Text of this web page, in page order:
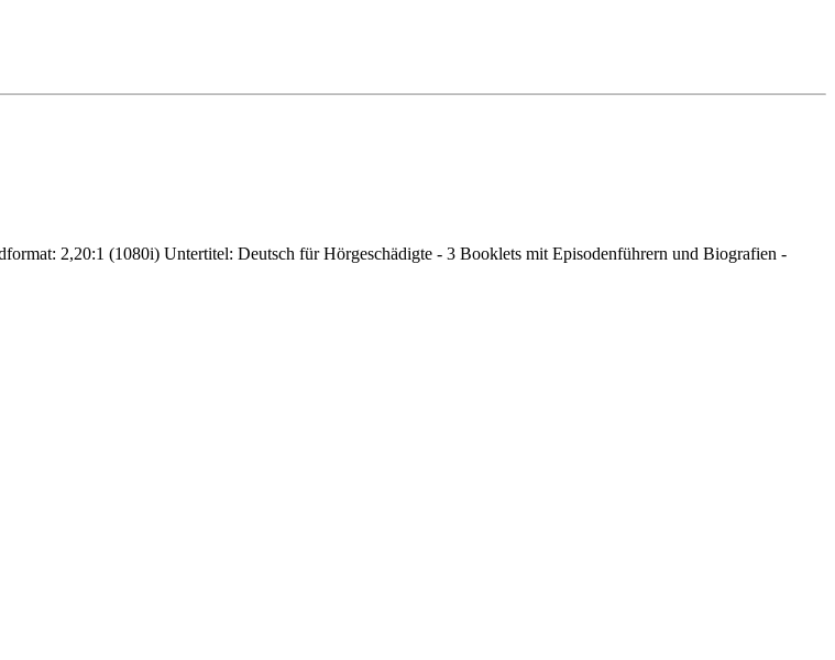
2,20:1 (1080i) Untertitel: Deutsch für Hörgeschädigte - 3 Booklets mit Episodenführern und Biografien -